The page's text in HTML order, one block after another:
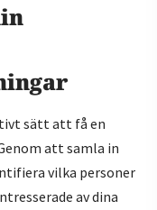
sätt att få en
att samla in
vilka personer
av dina